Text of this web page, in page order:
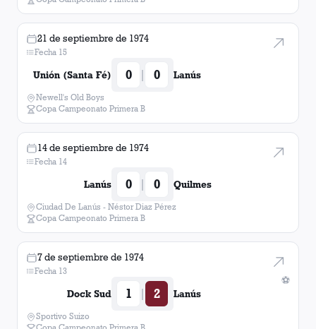
21 de septiembre de 1974
Fecha 15
Unión (Santa Fé) 0 | 0 Lanús
Newell's Old Boys
Copa Campeonato Primera B
14 de septiembre de 1974
Fecha 14
Lanús 0 | 0 Quilmes
Ciudad De Lanús - Néstor Diaz Pérez
Copa Campeonato Primera B
⚽
7 de septiembre de 1974
Fecha 13
Dock Sud 1 | 2 Lanús
Sportivo Suizo